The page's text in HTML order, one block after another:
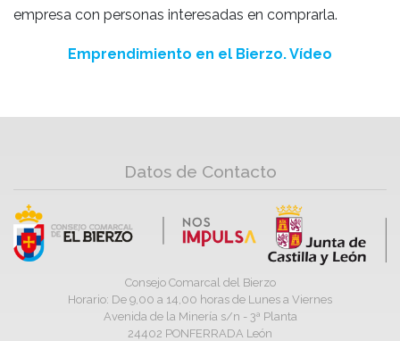
empresa con personas interesadas en comprarla.
Emprendimiento en el Bierzo. Vídeo
Datos de Contacto
Consejo Comarcal del Bierzo
Horario: De 9,00 a 14,00 horas de Lunes a Viernes
Avenida de la Minería s/n - 3ª Planta
24402 PONFERRADA León